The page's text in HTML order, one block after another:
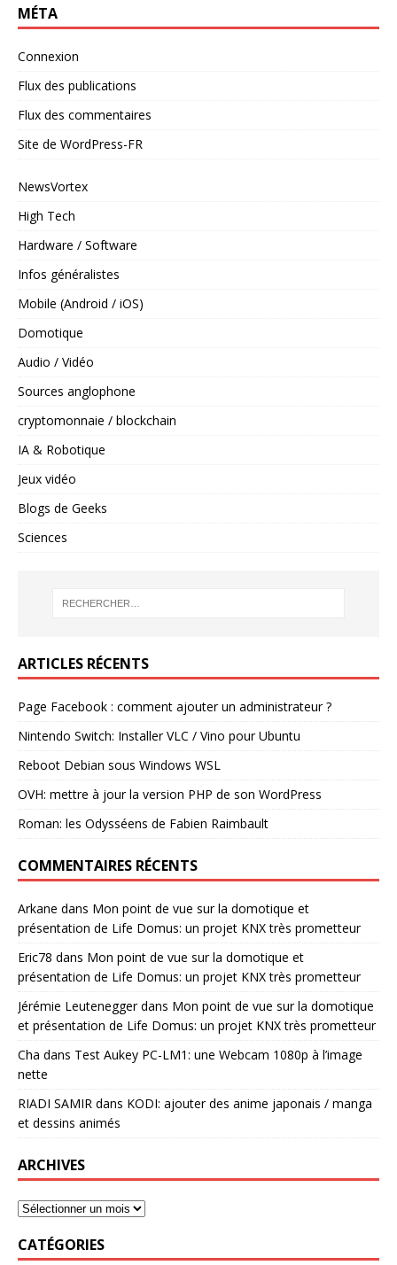
MÉTA
Connexion
Flux des publications
Flux des commentaires
Site de WordPress-FR
NewsVortex
High Tech
Hardware / Software
Infos généralistes
Mobile (Android / iOS)
Domotique
Audio / Vidéo
Sources anglophone
cryptomonnaie / blockchain
IA & Robotique
Jeux vidéo
Blogs de Geeks
Sciences
ARTICLES RÉCENTS
Page Facebook : comment ajouter un administrateur ?
Nintendo Switch: Installer VLC / Vino pour Ubuntu
Reboot Debian sous Windows WSL
OVH: mettre à jour la version PHP de son WordPress
Roman: les Odysséens de Fabien Raimbault
COMMENTAIRES RÉCENTS
Arkane dans Mon point de vue sur la domotique et
présentation de Life Domus: un projet KNX très prometteur
Eric78 dans Mon point de vue sur la domotique et
présentation de Life Domus: un projet KNX très prometteur
Jérémie Leuteneggerdans Mon point de vue sur la domotique
et présentation de Life Domus: un projet KNX très prometteur
Cha dans Test Aukey PC-LM1: une Webcam 1080p à l’image
nette
RIADI SAMIR dans KODI: ajouter des anime japonais / manga
et dessins animés
ARCHIVES
CATÉGORIES